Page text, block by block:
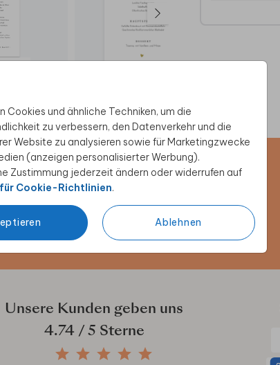
Cookies und ähnliche Techniken, um die
zu verbessern, den Datenverkehr und die
Website zu analysieren sowie für Marketingzwecke
(anzeigen personalisierter Werbung).
Zustimmung jederzeit ändern oder widerrufen auf
Cookie-Richtlinien.
Ablehnen
sichern
kreative
Unsere Kunden geben uns
4.74/ 5 Sterne